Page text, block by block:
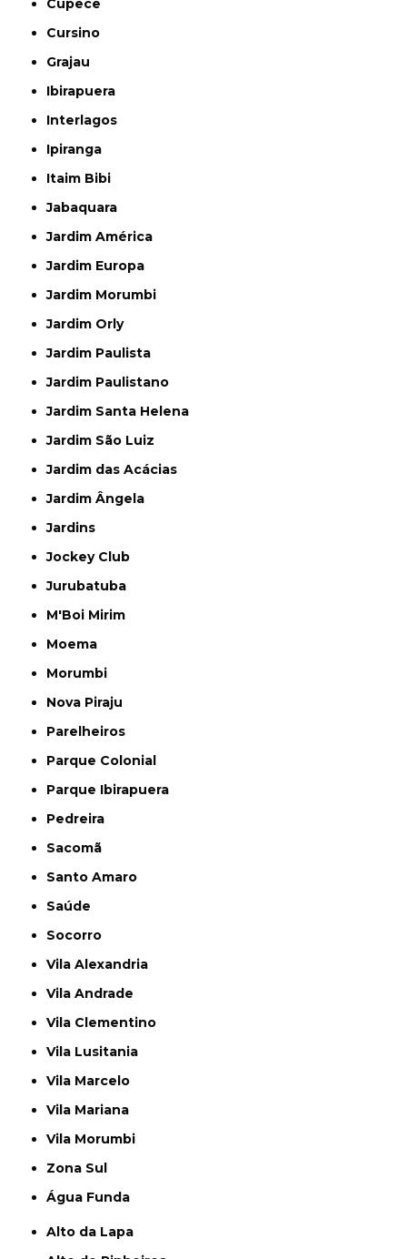
Cupecê
Cursino
Grajau
Ibirapuera
Interlagos
Ipiranga
Itaim Bibi
Jabaquara
Jardim América
Jardim Europa
Jardim Morumbi
Jardim Orly
Jardim Paulista
Jardim Paulistano
Jardim Santa Helena
Jardim São Luiz
Jardim das Acácias
Jardim Ângela
Jardins
Jockey Club
Jurubatuba
M'Boi Mirim
Moema
Morumbi
Nova Piraju
Parelheiros
Parque Colonial
Parque Ibirapuera
Pedreira
Sacomã
Santo Amaro
Saúde
Socorro
Vila Alexandria
Vila Andrade
Vila Clementino
Vila Lusitania
Vila Marcelo
Vila Mariana
Vila Morumbi
Zona Sul
Água Funda
Alto da Lapa